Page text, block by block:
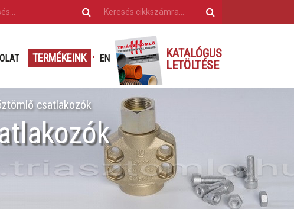
TERMÉKEINK EN
KATALÓGUS
LETÖLTÉSE
csatlakozók